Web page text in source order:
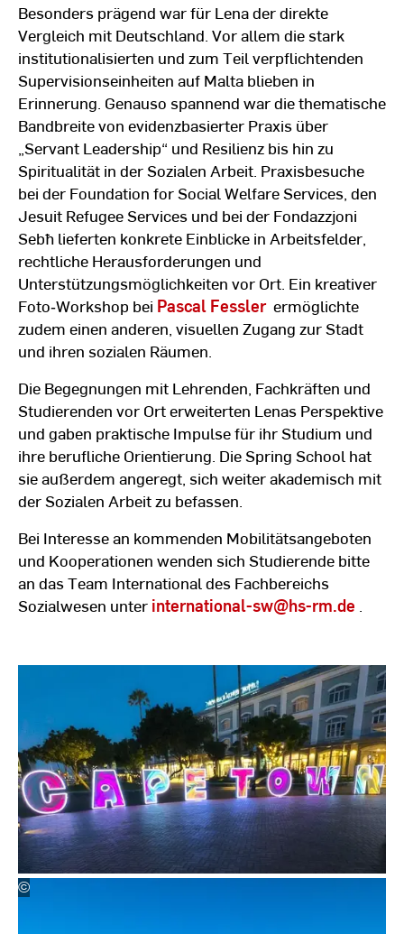
Besonders prägend war für Lena der direkte
Vergleich mit Deutschland. Vor allem die stark
institutionalisierten und zum Teil verpflichtenden
Supervisionseinheiten auf Malta blieben in
Erinnerung. Genauso spannend war die thematische
Bandbreite von evidenzbasierter Praxis über
„Servant Leadership“ und Resilienz bis hin zu
Spiritualität in der Sozialen Arbeit. Praxisbesuche
bei der Foundation for Social Welfare Services, den
Jesuit Refugee Services und bei der Fondazzjoni
Sebħ lieferten konkrete Einblicke in Arbeitsfelder,
rechtliche Herausforderungen und
Unterstützungsmöglichkeiten vor Ort. Ein kreativer
Foto‑Workshop bei Pascal Fessler ermöglichte
zudem einen anderen, visuellen Zugang zur Stadt
und ihren sozialen Räumen.
Die Begegnungen mit Lehrenden, Fachkräften und
Studierenden vor Ort erweiterten Lenas Perspektive
und gaben praktische Impulse für ihr Studium und
ihre berufliche Orientierung. Die Spring School hat
sie außerdem angeregt, sich weiter akademisch mit
der Sozialen Arbeit zu befassen.
Bei Interesse an kommenden Mobilitätsangeboten
und Kooperationen wenden sich Studierende bitte
an das Team International des Fachbereichs
Sozialwesen unter international-sw@hs-rm.de .
©
Peter